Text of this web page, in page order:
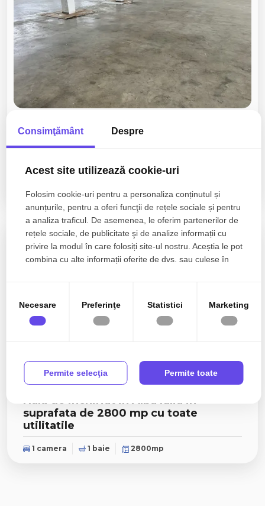
HALA DE INCHIRIAT I 1200 MP I CU
CURTE I
Alba Iulia, Industriala
6 camere 2 bai 1200mp
De inchiriat
Hala de inchiriat in Alba Iulia in
suprafata de 2800 mp cu toate
utilitatile
Alba Iulia, Industriala 7.840€
1 camera 1 baie 2800mp
ID: P8332
Consimţământ Despre
Acest site utilizează cookie-uri
Folosim cookie-uri pentru a personaliza conținutul și
anunțurile, pentru a oferi funcţii de rețele sociale și pentru
a analiza traficul. De asemenea, le oferim partenerilor de
rețele sociale, de publicitate şi de analize informații cu
privire la modul în care folosiți site-ul nostru. Aceștia le pot
combina cu alte informații oferite de dvs. sau culese în
Necesare Preferinţe Statistici Marketing
Permite selecţia Permite toate